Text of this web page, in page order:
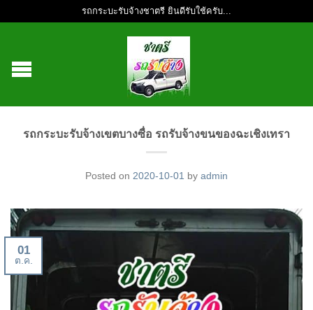
รถกระบะรับจ้างชาตรี ยินดีรับใช้ครับ...
รถกระบะรับจ้างเขตบางซื่อ รถรับจ้างขนของฉะเชิงเทรา
Posted on 2020-10-01 by admin
01
ต.ค.